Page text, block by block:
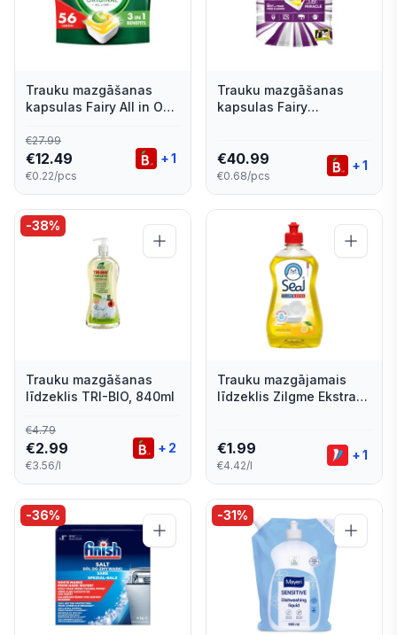
Trauku mazgāšanas
kapsulas Fairy All in One
€27.99
€12.49
€0.22/pcs
+1
Trauku mazgāšanas
kapsulas Fairy
€40.99
€0.68/pcs
+1
-38%
Trauku mazgāšanas
līdzeklis TRI-BIO, 840ml
€4.79
€2.99
€3.56/l
+ 2
Trauku mazgājamais
līdzeklis Zilgme Ekstra
€1.99
€4.42/l
+1
-36% -31%